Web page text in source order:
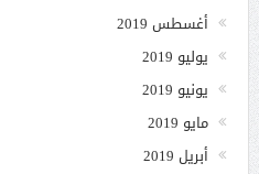
أغسطس 2019
يوليو 2019
يونيو 2019
مايو 2019
أبريل 2019